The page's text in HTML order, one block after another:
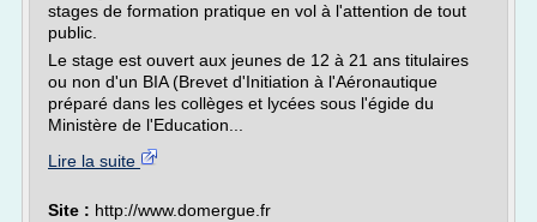
stages de formation pratique en vol à l'attention de tout
public.
Le stage est ouvert aux jeunes de 12 à 21 ans titulaires
ou non d'un BIA (Brevet d'Initiation à l'Aéronautique
préparé dans les collèges et lycées sous l'égide du
Ministère de l'Education...
Lire la suite
Site : http://www.domergue.fr